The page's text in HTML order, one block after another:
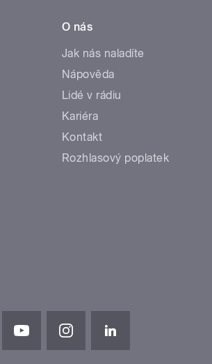
O nás
Jak nás naladíte
Nápověda
Lidé v rádiu
Kariéra
Kontakt
Rozhlasový poplatek